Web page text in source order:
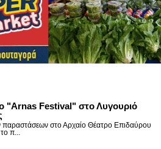
"Arnas Festival" στο Λυγουριό
παραστάσεων στο Αρχαίο Θέατρο Επιδαύρου
π...